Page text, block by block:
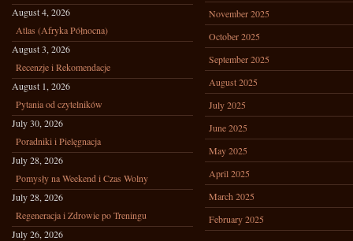
August 4, 2026
Atlas (Afryka Północna)
August 3, 2026
Recenzje i Rekomendacje
August 1, 2026
Pytania od czytelników
July 30, 2026
Poradniki i Pielęgnacja
July 28, 2026
Pomysły na Weekend i Czas Wolny
July 28, 2026
Regeneracja i Zdrowie po Treningu
July 26, 2026
November 2025
October 2025
September 2025
August 2025
July 2025
June 2025
May 2025
April 2025
March 2025
February 2025